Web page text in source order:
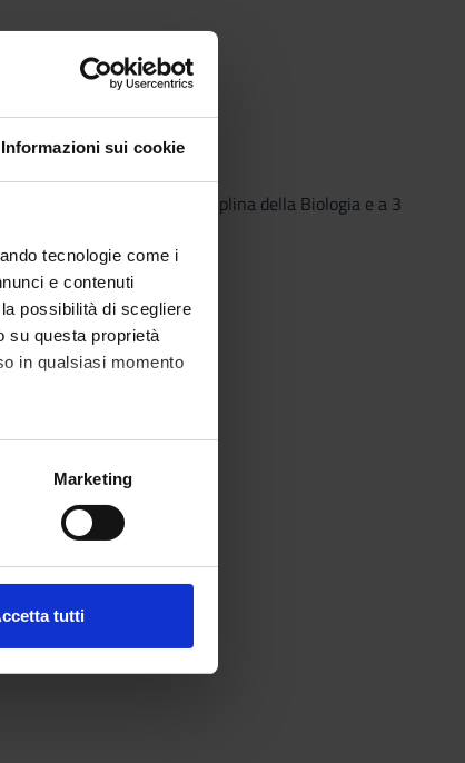
Informazioni sui cookie
tecnologie come i
e contenuti
possibilità di scegliere
su questa proprietà
in qualsiasi momento
metro,Marketing
tutti
di 6 punti nella disciplina della Biologia e a 3